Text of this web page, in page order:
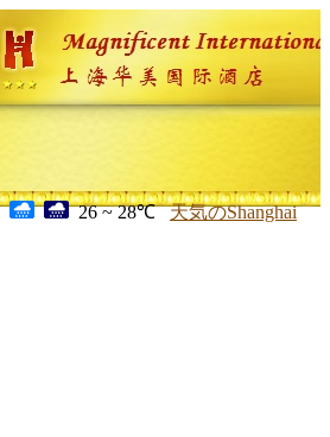
26 ~ 28℃ 天気のShanghai